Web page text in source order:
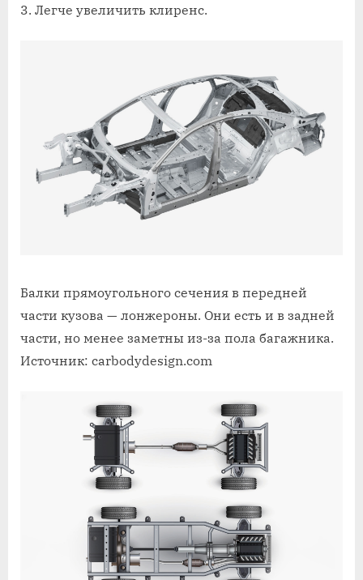
Легче увеличить клиренс.
Балки прямоугольного сечения в передней
части кузова — лонжероны. Они есть и в задней
части, но менее заметны из⁠-⁠за пола багажника.
Источник: carbodydesign.com